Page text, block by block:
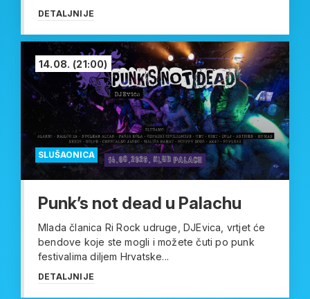
DETALJNIJE
SLUŠAONICA
14.08. (21:00)
Punk’s not dead u Palachu
Mlada članica Ri Rock udruge, DJEvica, vrtjet će
bendove koje ste mogli i možete čuti po punk
festivalima diljem Hrvatske...
DETALJNIJE